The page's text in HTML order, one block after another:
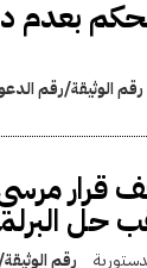
رقم الوثيقة/رقم
مرسي
رقم